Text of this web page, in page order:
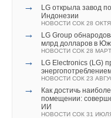
→
LG открыла завод
Индонезии
НОВОСТИ СОК 28
→
LG Group
млрд долларов в
НОВОСТИ СОК 28
→
LG Electronics (LG)
НОВОСТИ СОК 23
→
Как достичь
помещении:
ИИ
НОВОСТИ СОК 31